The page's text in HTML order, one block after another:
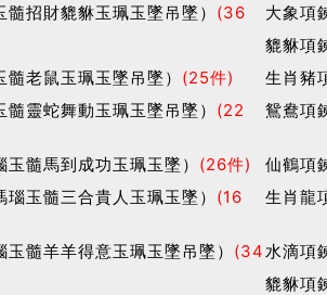
招財貔貅玉珮玉墜吊墜） (36
大象項
貔貅項
老鼠玉珮玉墜吊墜） (25件)
生肖豬
靈蛇舞動玉珮玉墜吊墜） (22
鴛鴦項
髓馬到成功玉珮玉墜） (26件)
仙鶴項
玉髓三合貴人玉珮玉墜） (16
生肖龍
髓羊羊得意玉珮玉墜吊墜） (34 水滴項
貔貅項